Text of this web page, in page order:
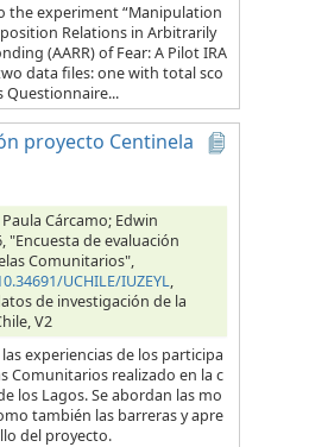
the experiment “Manipulation
Relations in Arbitrarily
(AARR) of Fear: A Pilot IRA
data files: one with total sco
Questionnaire...
proyecto Centinela
Cárcamo; Edwin
"Encuesta de evaluación
Comunitarios",
UCHILE/IUZEYL,
de investigación de la
V2
experiencias de los participa
Comunitarios realizado en la c
los Lagos. Se abordan las mo
también las barreras y apre
del proyecto.